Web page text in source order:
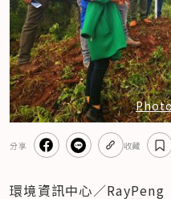
分享 收藏
環境資訊中心／RayPeng